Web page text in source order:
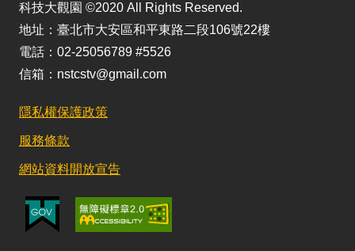
科技大觀園 ©2020 All Rights Reserved.
地址：臺北市大安區和平東路二段106號22樓
電話：02-25056789 #5526
信箱：nstcstv@gmail.com
隱私權保護政策
服務條款
網站資料開放宣告